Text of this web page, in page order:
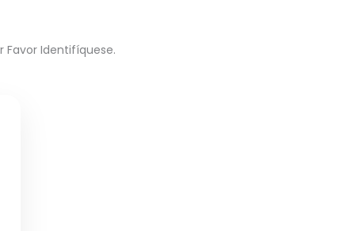
Favor Identifíquese.